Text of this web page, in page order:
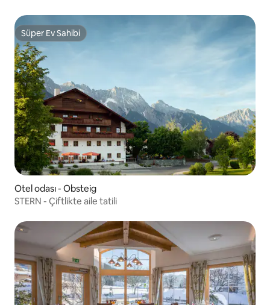
Süper Ev Sahibi
Süper Ev Sahibi
Otel odası - Obsteig
STERN - Çiftlikte aile tatili